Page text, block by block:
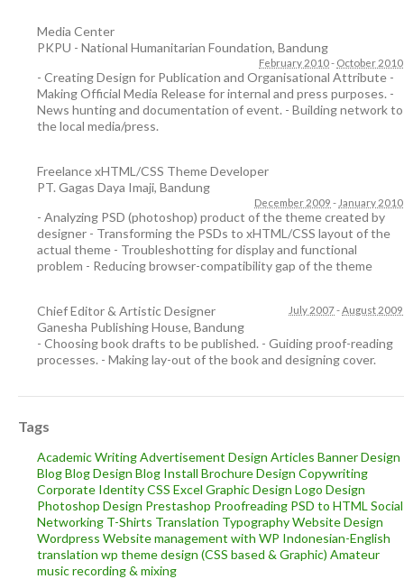
Media Center
PKPU - National Humanitarian Foundation, Bandung
February 2010- October 2010
- Creating Design for Publication and Organisational Attribute -
Making Official Media Release for internal and press purposes. -
News hunting and documentation of event. - Building network to
the local media/press.
Freelance xHTML/CSS Theme Developer
PT. Gagas Daya Imaji, Bandung
December 2009 - January 2010
- Analyzing PSD (photoshop) product of the theme created by
designer - Transforming the PSDs to xHTML/CSS layout of the
actual theme - Troubleshotting for display and functional
problem - Reducing browser-compatibility gap of the theme
Chief Editor & Artistic Designer
Ganesha Publishing House, Bandung
July 2007-August 2009
- Choosing book drafts to be published. - Guiding proof-reading
processes. - Making lay-out of the book and designing cover.
Tags
Academic WritingAdvertisement Design Articles Banner Design
BlogBlog Design Blog Install Brochure Design Copywriting
Corporate IdentityCSS Excel Graphic Design Logo Design
Photoshop Design Prestashop Proofreading PSD to HTML Social
Networking T-Shirts Translation TypographyWebsite Design
Wordpress Website management with WP Indonesian-English
translation wp theme design (CSS based & Graphic) Amateur
music recording & mixing